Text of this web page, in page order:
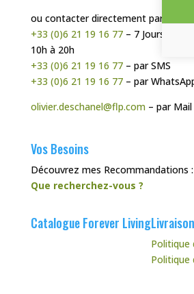
ou contacter directement par :
+33 (0)6 21 19 16 77– 7 Jours sur 7,
10h à 20h
+33 (0)6 21 19 16 77– par SMS
+33 (0)6 21 19 16 77– par
olivier.deschanel@flp.com– par Mail
Vos Besoins
Découvrez mes Recommandations :
Que recherchez-vous ?
Catalogue Forever Living
Politique
Politique